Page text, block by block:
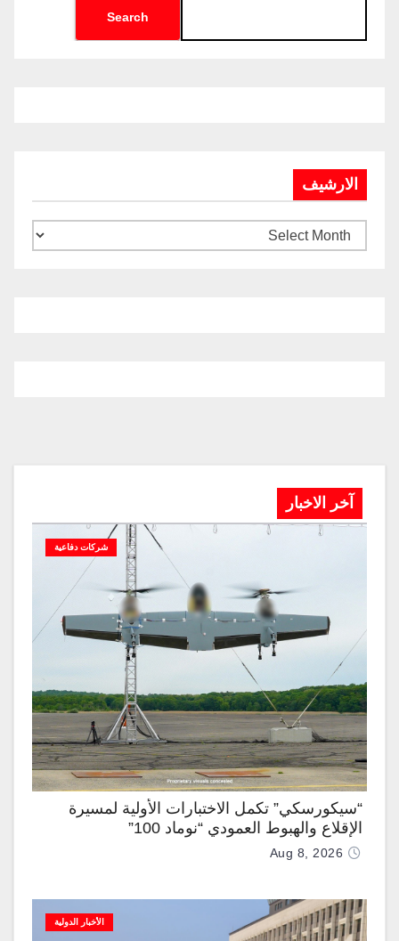
Search
الارشيف
آخر الاخبار
شركات دفاعية
“سيكورسكي” تكمل الاختبارات الأولية لمسيرة
الإقلاع والهبوط العمودي “نوماد 100”
Aug 8, 2026
الأخبار الدولية